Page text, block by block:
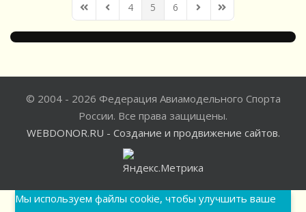
First PagePrevious Page
4 5 6 Next PageLast Page
© 2004 - 2026 Федерация Авиамодельного Спорта
России. Все права защищены.
WEBDONOR.RU - Создание и продвижение сайтов.
Мы используем файлы cookie, чтобы улучшить ваше